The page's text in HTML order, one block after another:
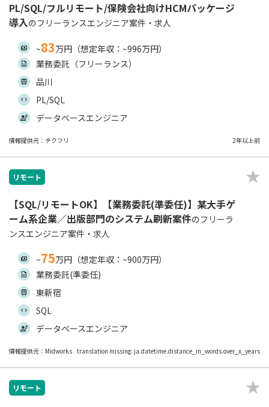
PL/SQL/フルリモート/保険会社向けHCMパッケージ
導入のフリーランスエンジニア案件・求人
~83万円（想定年収：~996万円）
業務委託（フリーランス）
品川
PL/SQL
データベースエンジニア
情報提供元：テクフリ 2年以上前
リモート
【SQL/リモートOK】【業務委託(準委任)】某大手ゲ
ーム系企業／出版部門のシステム刷新案件のフリーラ
ンスエンジニア案件・求人
~75万円（想定年収：~900万円）
業務委託(準委任)
東新宿
SQL
データベースエンジニア
情報提供元：Midworks translation missing: ja.datetime.distance_in_words.over_x_years
リモート